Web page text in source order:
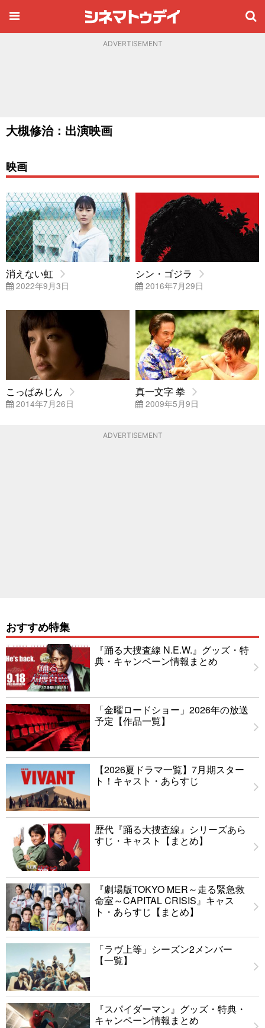
ADVERTISEMENT
大槻修治：出演映画
映画
消えない虹
2022年9月3日
シン・ゴジラ
2016年7月29日
こっぱみじん
2014年7月26日
真一文字 拳
2009年5月9日
ADVERTISEMENT
おすすめ特集
『踊る大捜査線 N.E.W.』グッズ・特
典・キャンペーン情報まとめ
「金曜ロードショー」2026年の放送
予定【作品一覧】
【2026夏ドラマ一覧】7月期スター
ト！キャスト・あらすじ
歴代『踊る大捜査線』シリーズあら
すじ・キャスト【まとめ】
『劇場版TOKYO MER～走る緊急救
命室～CAPITAL CRISIS』キャス
ト・あらすじ【まとめ】
「ラヴ上等」シーズン2メンバー
【一覧】
『スパイダーマン』グッズ・特典・
キャンペーン情報まとめ